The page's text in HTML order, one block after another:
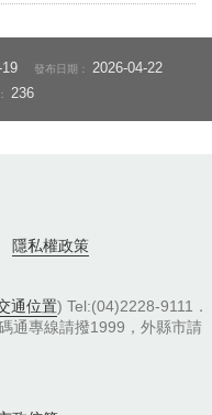
發布日期： 2026-04-22
236
隱私權政策
通位置) Tel:(04)2228-9111．
通專線請撥1999，外縣市請